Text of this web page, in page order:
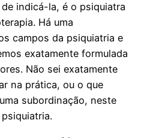
de indicá-la, é o psiquiatra
Há uma
campos da psiquiatria e
exatamente formulada
Não sei exatamente
na prática, ou o que
subordinação, neste